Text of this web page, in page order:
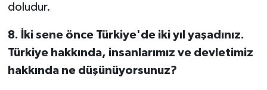
doludur.
8. İki sene önce Türkiye'de iki yıl yaşadınız.
Türkiye hakkında, insanlarımız ve devletimiz
hakkında ne düşünüyorsunuz?